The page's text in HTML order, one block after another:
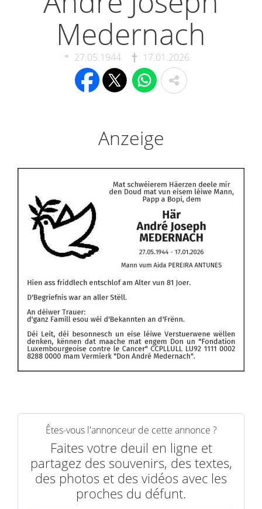
Medernach
27.05.1944 17.01.2026
Anzeige
Êtes-vous l'annonceur de cette annonce ?
Faites votre deuil en ligne et
partagez des souvenirs, des textes,
des photos et des vidéos avec les
proches du défunt.